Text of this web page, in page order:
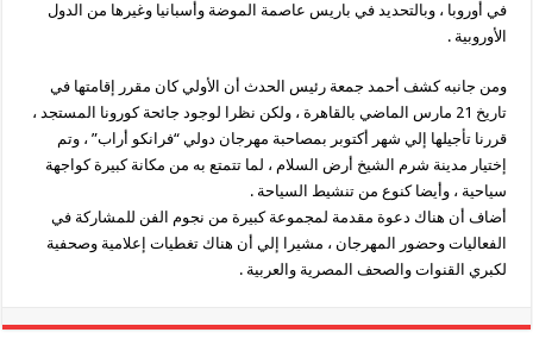
في أوروبا ، وبالتحديد في باريس عاصمة الموضة وأسبانيا وغيرها من الدول
الأوروبية .
ومن جانبه كشف أحمد جمعة رئيس الحدث أن الأولي كان مقرر إقامتها في
تاريخ 21 مارس الماضي بالقاهرة ، ولكن نظرا لوجود جائحة كورونا المستجد ،
قررنا تأجيلها إلي شهر أكتوبر بمصاحبة مهرجان دولي “فرانكو أراب” ، وتم
إختيار مدينة شرم الشيخ أرض السلام ، لما تتمتع به من مكانة كبيرة كواجهة
سياحية ، وأيضا كنوع من تنشيط السياحة .
أضاف أن هناك دعوة مقدمة لمجموعة كبيرة من نجوم الفن للمشاركة في
الفعاليات وحضور المهرجان ، مشيرا إلي أن هناك تغطيات إعلامية وصحفية
لكبري القنوات والصحف المصرية والعربية .